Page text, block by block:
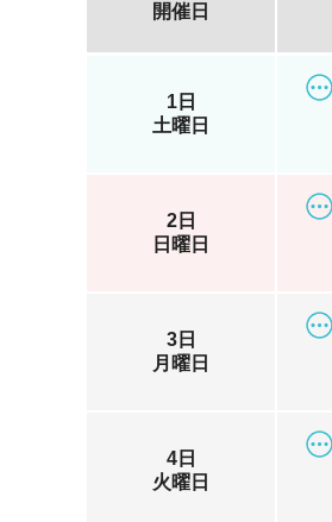
開催日
1日
土曜日
2日
日曜日
3日
月曜日
4日
火曜日